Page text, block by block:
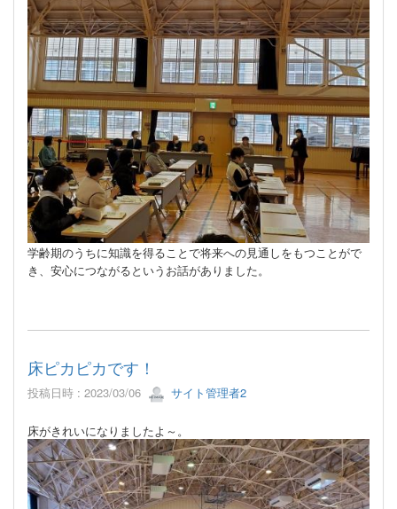
学齢期のうちに知識を得ることで将来への見通しをもつことがで
き、安心につながるというお話がありました。
床ピカピカです！
投稿日時 : 2023/03/06 サイト管理者2
床がきれいになりましたよ～。